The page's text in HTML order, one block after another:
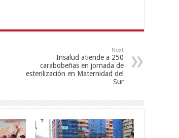
Next
Insalud atiende a 250
carabobeñas en jornada de
esterilización en Maternidad del
Sur